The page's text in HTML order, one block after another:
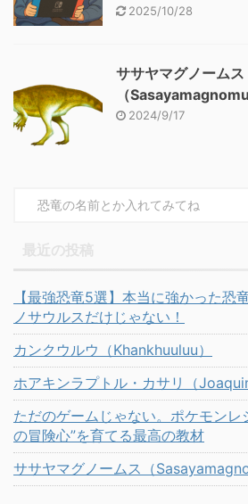
2025/10/28
ササヤマグノームス
（
2024/9/17
【最強恐竜5選】本当に強かった恐
ノサウルスだけじゃない！
カンクウルウ（Khankhuuluu）
ホアキンラプトル・カサリ（
ただのゲームじゃない。ポケモンレ
の冒険心”を育てる最高の教材
ササヤマグノームス（